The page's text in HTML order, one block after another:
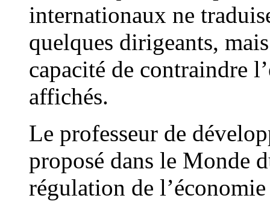
internationaux ne
quelques dirigeants,
capacité de contraindre
affichés.
Le professeur de
proposé dans le Monde
régulation de